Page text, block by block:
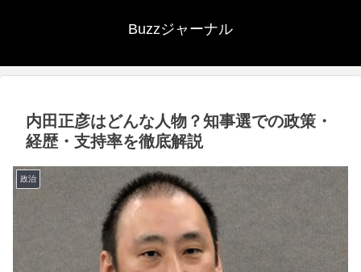
Buzzジャーナル
内田正彦はどんな人物？知事選での政策・
経歴・支持率を徹底解説
政治